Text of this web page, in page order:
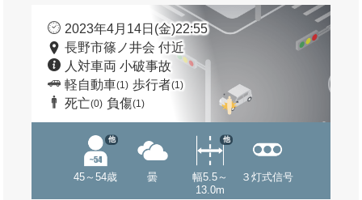
2023年4月14日(金)22:55
長野市篠ノ井会 付近
人対車両 小破事故
軽自動車(1) 歩行者(1)
死亡(0) 負傷(1)
45～54歳
他
曇
幅5.5～
13.0m
他
３灯式信号